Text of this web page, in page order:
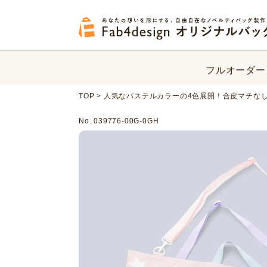
オリジナルバ
フルオーダ
オリジナルバ
TOP > 人気なパステルカラーの4色展開！合皮マチな
No. 039776-00G-0GH